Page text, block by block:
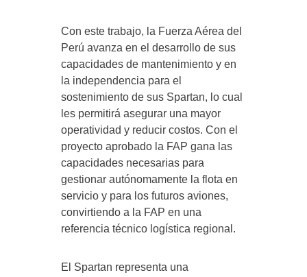
Con este trabajo, la Fuerza Aérea del
Perú avanza en el desarrollo de sus
capacidades de mantenimiento y en
la independencia para el
sostenimiento de sus Spartan, lo cual
les permitirá asegurar una mayor
operatividad y reducir costos. Con el
proyecto aprobado la FAP gana las
capacidades necesarias para
gestionar autónomamente la flota en
servicio y para los futuros aviones,
convirtiendo a la FAP en una
referencia técnico logística regional.
El Spartan representa una